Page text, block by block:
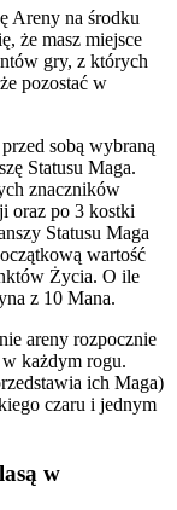
Areny na środku
że masz miejsce
gry, z których
pozostać w
sobą wybraną
Statusu Maga.
znaczników
oraz po 3 kostki
Statusu Maga
wartość
Życia. O ile
z 10 Mana.
areny rozpocznie
każdym rogu.
ich Maga)
czaru i jednym
w